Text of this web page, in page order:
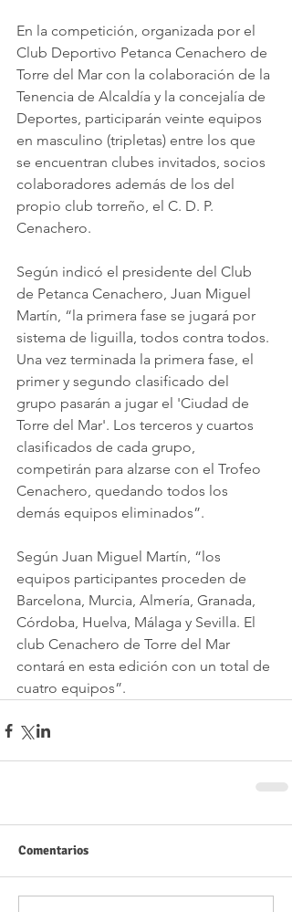
En la competición, organizada por el
Club Deportivo Petanca Cenachero de
Torre del Mar con la colaboración de la
Tenencia de Alcaldía y la concejalía de
Deportes, participarán veinte equipos
en masculino (tripletas) entre los que
se encuentran clubes invitados, socios
colaboradores además de los del
propio club torreño, el C. D. P.
Cenachero.
Según indicó el presidente del Club
de Petanca Cenachero, Juan Miguel
Martín, “la primera fase se jugará por
sistema de liguilla, todos contra todos.
Una vez terminada la primera fase, el
primer y segundo clasificado del
grupo pasarán a jugar el 'Ciudad de
Torre del Mar'. Los terceros y cuartos
clasificados de cada grupo,
competirán para alzarse con el Trofeo
Cenachero, quedando todos los
demás equipos eliminados”.
Según Juan Miguel Martín, “los
equipos participantes proceden de
Barcelona, Murcia, Almería, Granada,
Córdoba, Huelva, Málaga y Sevilla. El
club Cenachero de Torre del Mar
contará en esta edición con un total de
cuatro equipos”.
Comentarios